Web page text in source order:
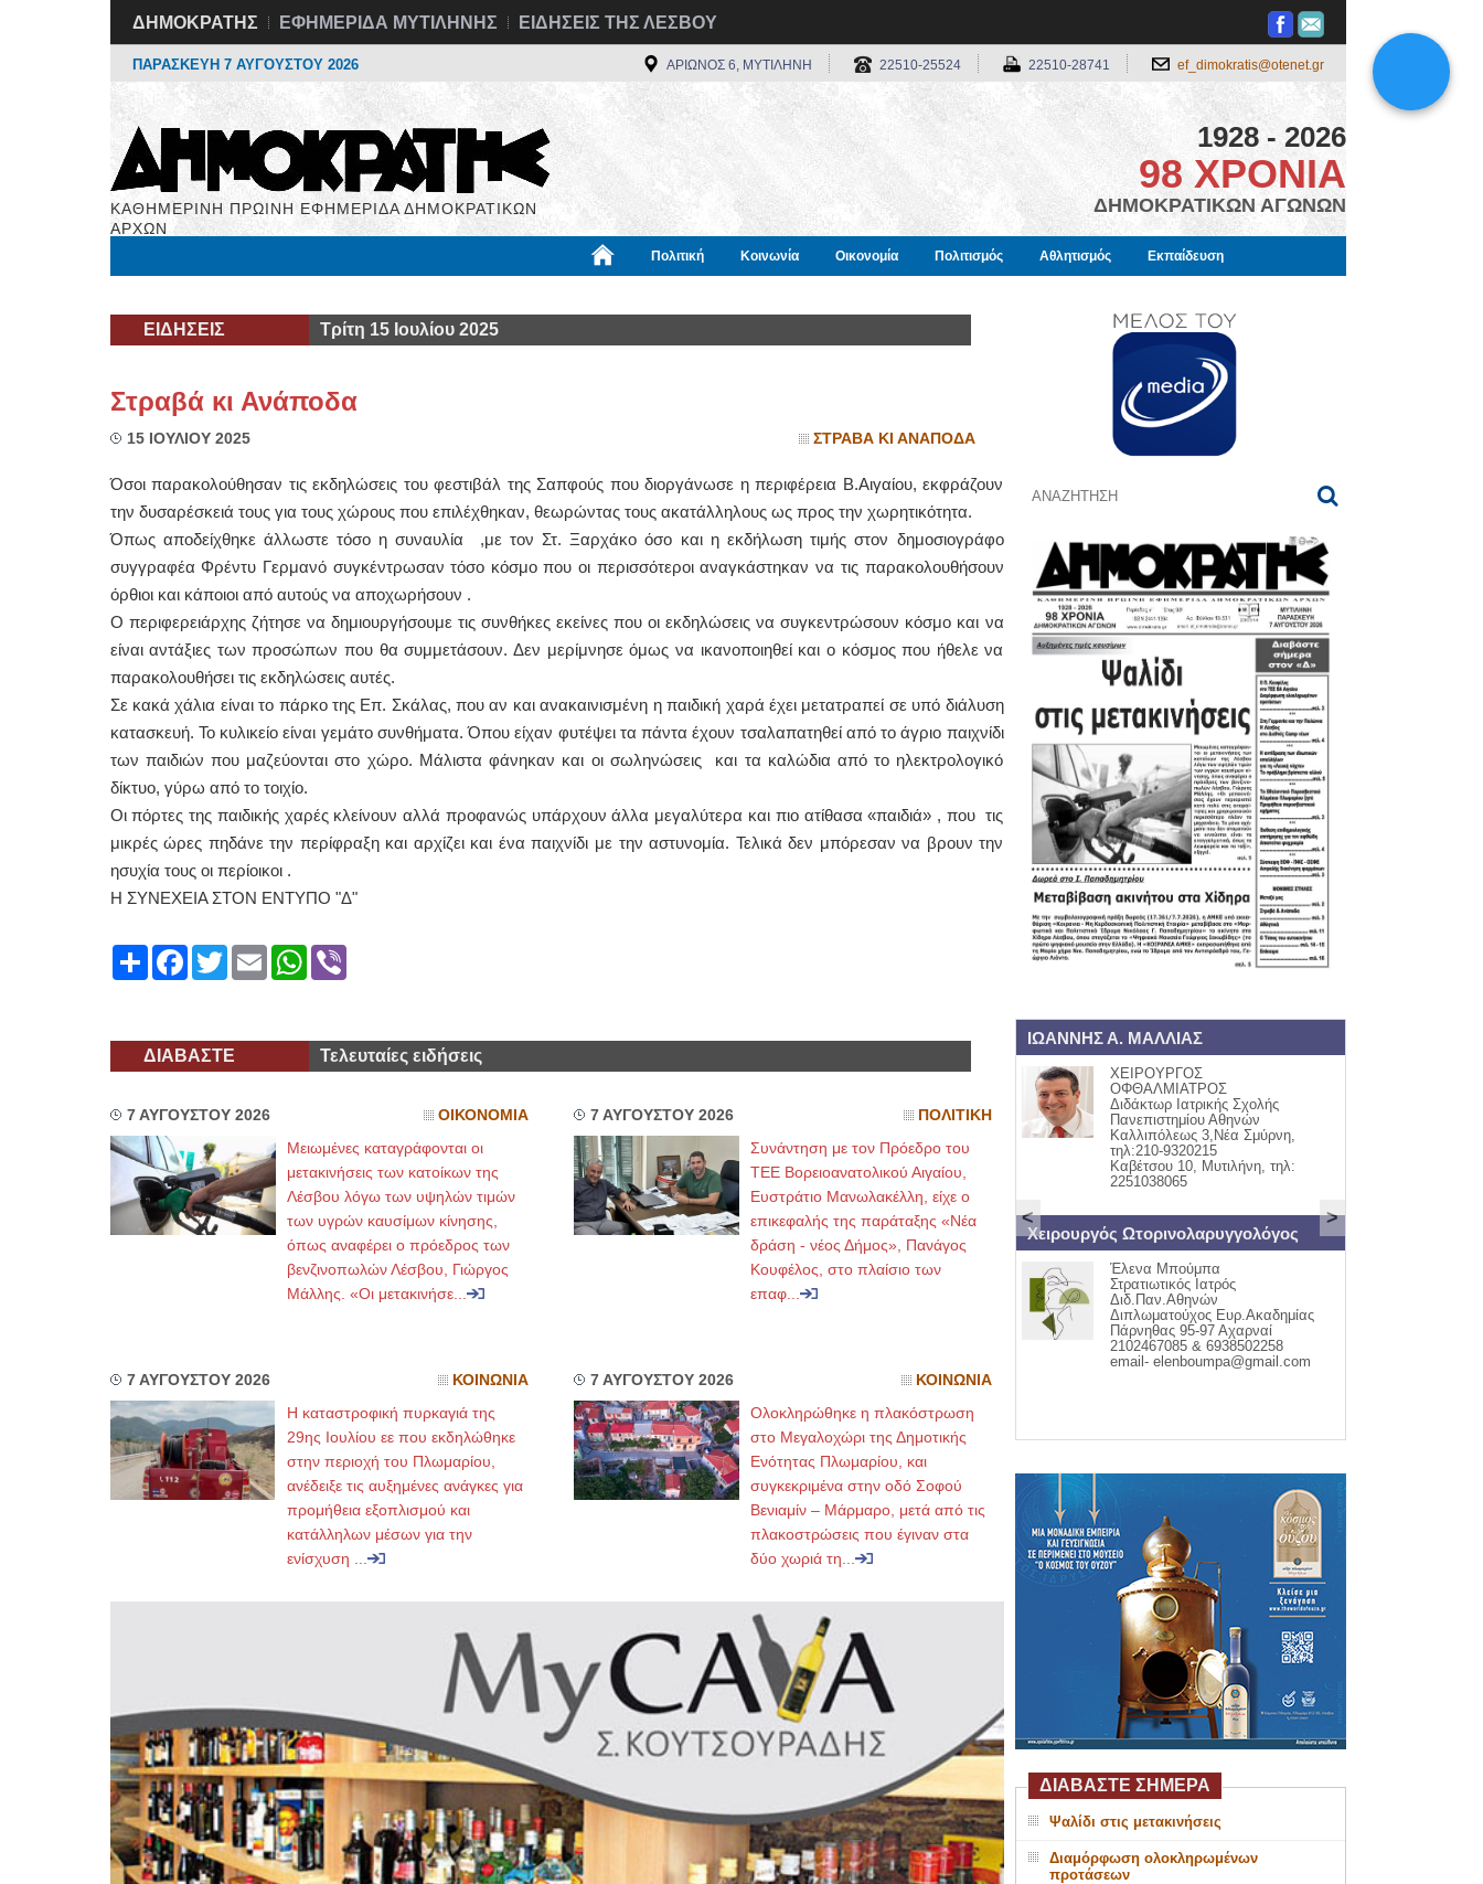
ΔΗΜΟΚΡΑΤΗΣ ΕΦΗΜΕΡΙΔΑ ΜΥΤΙΛΗΝΗΣ ΕΙΔΗΣΕΙΣ ΤΗΣ ΛΕΣΒΟΥ
ΠΑΡΑΣΚΕΥΗ 7 ΑΥΓΟΥΣΤΟΥ 2026 ΑΡΙΩΝΟΣ 6, ΜΥΤΙΛΗΝΗ 22510-25524 22510-28741 ef_dimokratis@otenet.gr
ΚΑΘΗΜΕΡΙΝΗ ΠΡΩΙΝΗ ΕΦΗΜΕΡΙΔΑ ΔΗΜΟΚΡΑΤΙΚΩΝ
ΑΡΧΩΝ
1928 - 2026
98 ΧΡΟΝΙΑ
ΔΗΜΟΚΡΑΤΙΚΩΝ ΑΓΩΝΩΝ
Πολιτική Κοινωνία Οικονομία Πολιτισμός Αθλητισμός Εκπαίδευση
ΕΙΔΗΣΕΙΣ Τρίτη 15 Ιουλίου 2025
Στραβά κι Ανάποδα
15 ΙΟΥΛΙΟΥ 2025 ΣΤΡΑΒΑ ΚΙ ΑΝΑΠΟΔΑ
Όσοι παρακολούθησαν τις εκδηλώσεις του φεστιβάλ της Σαπφούς που διοργάνωσε η περιφέρεια Β.Αιγαίου, εκφράζουν
την δυσαρέσκειά τους για τους χώρους που επιλέχθηκαν, θεωρώντας τους ακατάλληλους ως προς την χωρητικότητα.
Όπως αποδείχθηκε άλλωστε τόσο η συναυλία ,με τον Στ. Ξαρχάκο όσο και η εκδήλωση τιμής στον δημοσιογράφο
συγγραφέα Φρέντυ Γερμανό συγκέντρωσαν τόσο κόσμο που οι περισσότεροι αναγκάστηκαν να τις παρακολουθήσουν
όρθιοι και κάποιοι από αυτούς να αποχωρήσουν .
Ο περιφερειάρχης ζήτησε να δημιουργήσουμε τις συνθήκες εκείνες που οι εκδηλώσεις να συγκεντρώσουν κόσμο και να
είναι αντάξιες των προσώπων που θα συμμετάσουν. Δεν μερίμνησε όμως να ικανοποιηθεί και ο κόσμος που ήθελε να
παρακολουθήσει τις εκδηλώσεις αυτές.
Σε κακά χάλια είναι το πάρκο της Επ. Σκάλας, που αν και ανακαινισμένη η παιδική χαρά έχει μετατραπεί σε υπό διάλυση
κατασκευή. Το κυλικείο είναι γεμάτο συνθήματα. Όπου είχαν φυτέψει τα πάντα έχουν τσαλαπατηθεί από το άγριο παιχνίδι
των παιδιών που μαζεύονται στο χώρο. Μάλιστα φάνηκαν και οι σωληνώσεις και τα καλώδια από το ηλεκτρολογικό
δίκτυο, γύρω από το τοιχίο.
Οι πόρτες της παιδικής χαρές κλείνουν αλλά προφανώς υπάρχουν άλλα μεγαλύτερα και πιο ατίθασα «παιδιά» , που τις
μικρές ώρες πηδάνε την περίφραξη και αρχίζει και ένα παιχνίδι με την αστυνομία. Τελικά δεν μπόρεσαν να βρουν την
ησυχία τους οι περίοικοι .
Η ΣΥΝΕΧΕΙΑ ΣΤΟΝ ΕΝΤΥΠΟ "Δ"
ShareFacebook
TwitterEmailWhatsApp
Viber
ΔΙΑΒΑΣΤΕ Τελευταίες ειδήσεις
7 ΑΥΓΟΥΣΤΟΥ 2026 ΟΙΚΟΝΟΜΙΑ
Μειωμένες καταγράφονται οι
μετακινήσεις των κατοίκων της
Λέσβου λόγω των υψηλών τιμών
των υγρών καυσίμων κίνησης,
όπως αναφέρει ο πρόεδρος των
βενζινοπωλών Λέσβου, Γιώργος
Μάλλης. «Οι μετακινήσε...
7 ΑΥΓΟΥΣΤΟΥ 2026 ΠΟΛΙΤΙΚΗ
Συνάντηση με τον Πρόεδρο του
ΤΕΕ Βορειοανατολικού Αιγαίου,
Ευστράτιο Μανωλακέλλη, είχε ο
επικεφαλής της παράταξης «Νέα
δράση - νέος Δήμος», Πανάγος
Κουφέλος, στο πλαίσιο των
επαφ...
7 ΑΥΓΟΥΣΤΟΥ 2026 ΚΟΙΝΩΝΙΑ
Η καταστροφική πυρκαγιά της
29ης Ιουλίου εε που εκδηλώθηκε
στην περιοχή του Πλωμαρίου,
ανέδειξε τις αυξημένες ανάγκες για
προμήθεια εξοπλισμού και
κατάλληλων μέσων για την
ενίσχυση ...
7 ΑΥΓΟΥΣΤΟΥ 2026 ΚΟΙΝΩΝΙΑ
Ολοκληρώθηκε η πλακόστρωση
στο Μεγαλοχώρι της Δημοτικής
Ενότητας Πλωμαρίου, και
συγκεκριμένα στην οδό Σοφού
Βενιαμίν – Μάρμαρο, μετά από τις
πλακοστρώσεις που έγιναν στα
δύο χωριά τη...
>
<
ΕΙΔΙΚΟΣ ΚΑΡΔΙΟΛΟΓΟΣ
ΚΩΝΣΤΑΝΤΙΝΟΣ Ε. ΑΡΩΝΗΣ
τηλ.2251302311
Γέρα:Παπάδος τηλ.22510-83600
aroniskos@gmail.com
Φυσικοθεραπεύτρια Manual Therapist
Σταυρουλάκη-Γαλάτη Ιφιγένεια
Πτυχιούχος Φυσικοθεραπείας
ΑΤΕΙ Θεσσαλονίκης-PAMP
ΙΩΑΝΝΗΣ Α. ΜΑΛΛΙΑΣ
ΧΕΙΡΟΥΡΓΟΣ
ΟΦΘΑΛΜΙΑΤΡΟΣ
Διδάκτωρ Ιατρικής Σχολής
Πανεπιστημίου Αθηνών
Καλλιπόλεως 3,Νέα Σμύρνη,
τηλ:210-9320215
Καβέτσου 10, Μυτιλήνη, τηλ:
2251038065
Χειρουργός Ωτορινολαρυγγολόγος
Έλενα Μπούμπα
Στρατιωτικός Ιατρός
Διδ.Παν.Αθηνών
Διπλωματούχος Ευρ.Ακαδημίας
Πάρνηθας 95-97 Αχαρναί
2102467085 & 6938502258
email- elenboumpa@gmail.com
ΔΙΑΒΑΣΤΕ ΣΗΜΕΡΑ
Ψαλίδι στις μετακινήσεις
Διαμόρφωση ολοκληρωμένων
προτάσεων